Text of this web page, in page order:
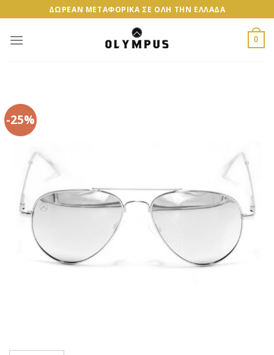
to
content
ΔΩΡΕΑΝ ΜΕΤΑΦΟΡΙΚΑ ΣΕ ΟΛΗ ΤΗΝ ΕΛΛΑΔΑ
0
-25%